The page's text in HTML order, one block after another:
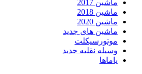
ماشین 2017
ماشین 2018
ماشین 2020
ماشین های جدید
موتورسیکلت
وسیله نقلیه جدید
یاماها